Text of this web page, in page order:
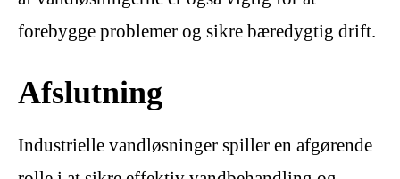
forebygge problemer og sikre bæredygtig drift.
Afslutning
Industrielle vandløsninger spiller en afgørende